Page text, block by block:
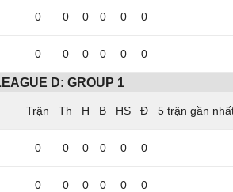
0 0 0 0 0 0
0 0 0 0 0 0
D: GROUP 1
5 trận gần
0 0 0 0 0 0
0 0 0 0 0 0